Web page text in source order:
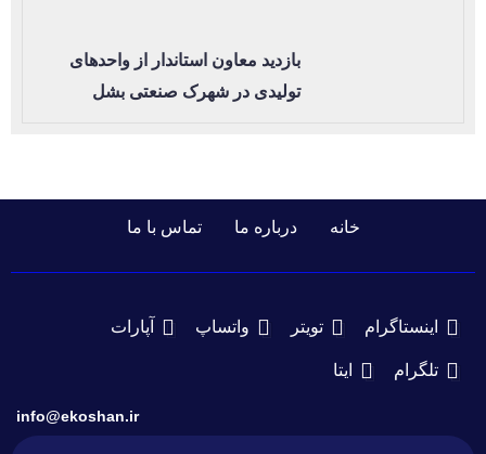
بازدید معاون استاندار از واحدهای
تولیدی در شهرک صنعتی بشل
خانه درباره ما تماس با ما
اینستاگرام تویتر واتساپ آپارات
تلگرام ایتا
info@ekoshan.ir